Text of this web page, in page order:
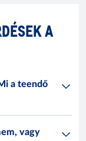
A
a teendő
vagy